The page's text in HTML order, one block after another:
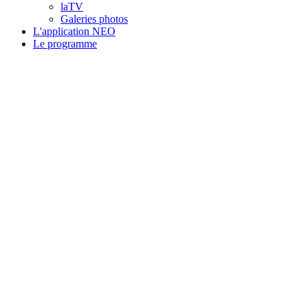
laTV
Galeries photos
L'application NEO
Le programme